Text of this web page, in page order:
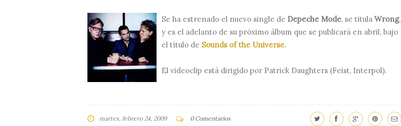
Se ha estrenado el nuevo single de Depeche Mode, se titula Wrong,
y es el adelanto de su próximo álbum que se publicará en abril, bajo
el título de Sounds of the Universe.
El videoclip está dirigido por Patrick Daughters (Feist, Interpol).
martes, febrero 24, 2009 0 Comentarios